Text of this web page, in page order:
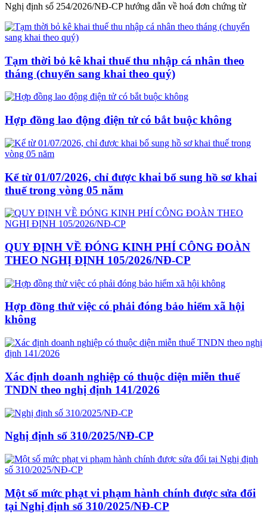
Nghị định số 254/2026/NĐ-CP hướng dẫn về hoá đơn chứng từ
Tạm thời bỏ kê khai thuế thu nhập cá nhân theo
tháng (chuyển sang khai theo quý)
Hợp đồng lao động điện tử có bắt buộc không
Kể từ 01/07/2026, chỉ được khai bổ sung hồ sơ khai
thuế trong vòng 05 năm
QUY ĐỊNH VỀ ĐÓNG KINH PHÍ CÔNG ĐOÀN
THEO NGHỊ ĐỊNH 105/2026/NĐ-CP
Hợp đồng thử việc có phải đóng bảo hiểm xã hội
không
Xác định doanh nghiệp có thuộc diện miễn thuế
TNDN theo nghị định 141/2026
Nghị định số 310/2025/NĐ-CP
Một số mức phạt vi phạm hành chính được sửa đổi
tại Nghị định số 310/2025/NĐ-CP